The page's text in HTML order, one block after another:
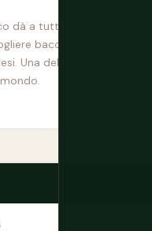
dà a tutti il diritto di
bacche e nuotare
Una delle libertà di